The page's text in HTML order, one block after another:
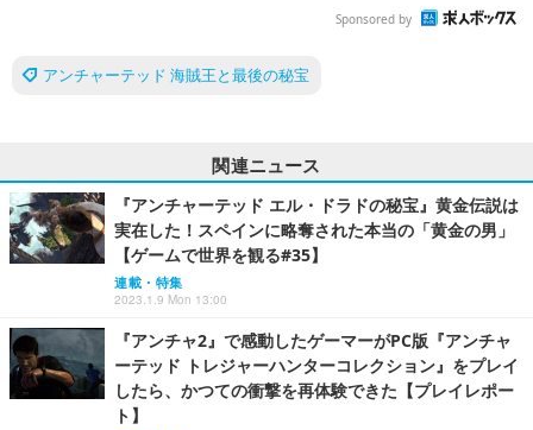
Sponsored by
アンチャーテッド 海賊王と最後の秘宝
関連ニュース
『アンチャーテッド エル・ドラドの秘宝』黄金伝説は
実在した！スペインに略奪された本当の「黄金の男」
【ゲームで世界を観る#35】
連載・特集
2023.1.9 Mon 13:00
『アンチャ2』で感動したゲーマーがPC版『アンチャ
ーテッド トレジャーハンターコレクション』をプレイ
したら、かつての衝撃を再体験できた【プレイレポー
ト】